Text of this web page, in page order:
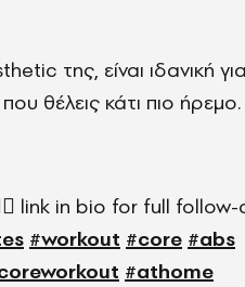
της, είναι ιδανική
θέλεις κάτι πιο ήρεμο.
link in bio for full
#workout #core #abs
#athome